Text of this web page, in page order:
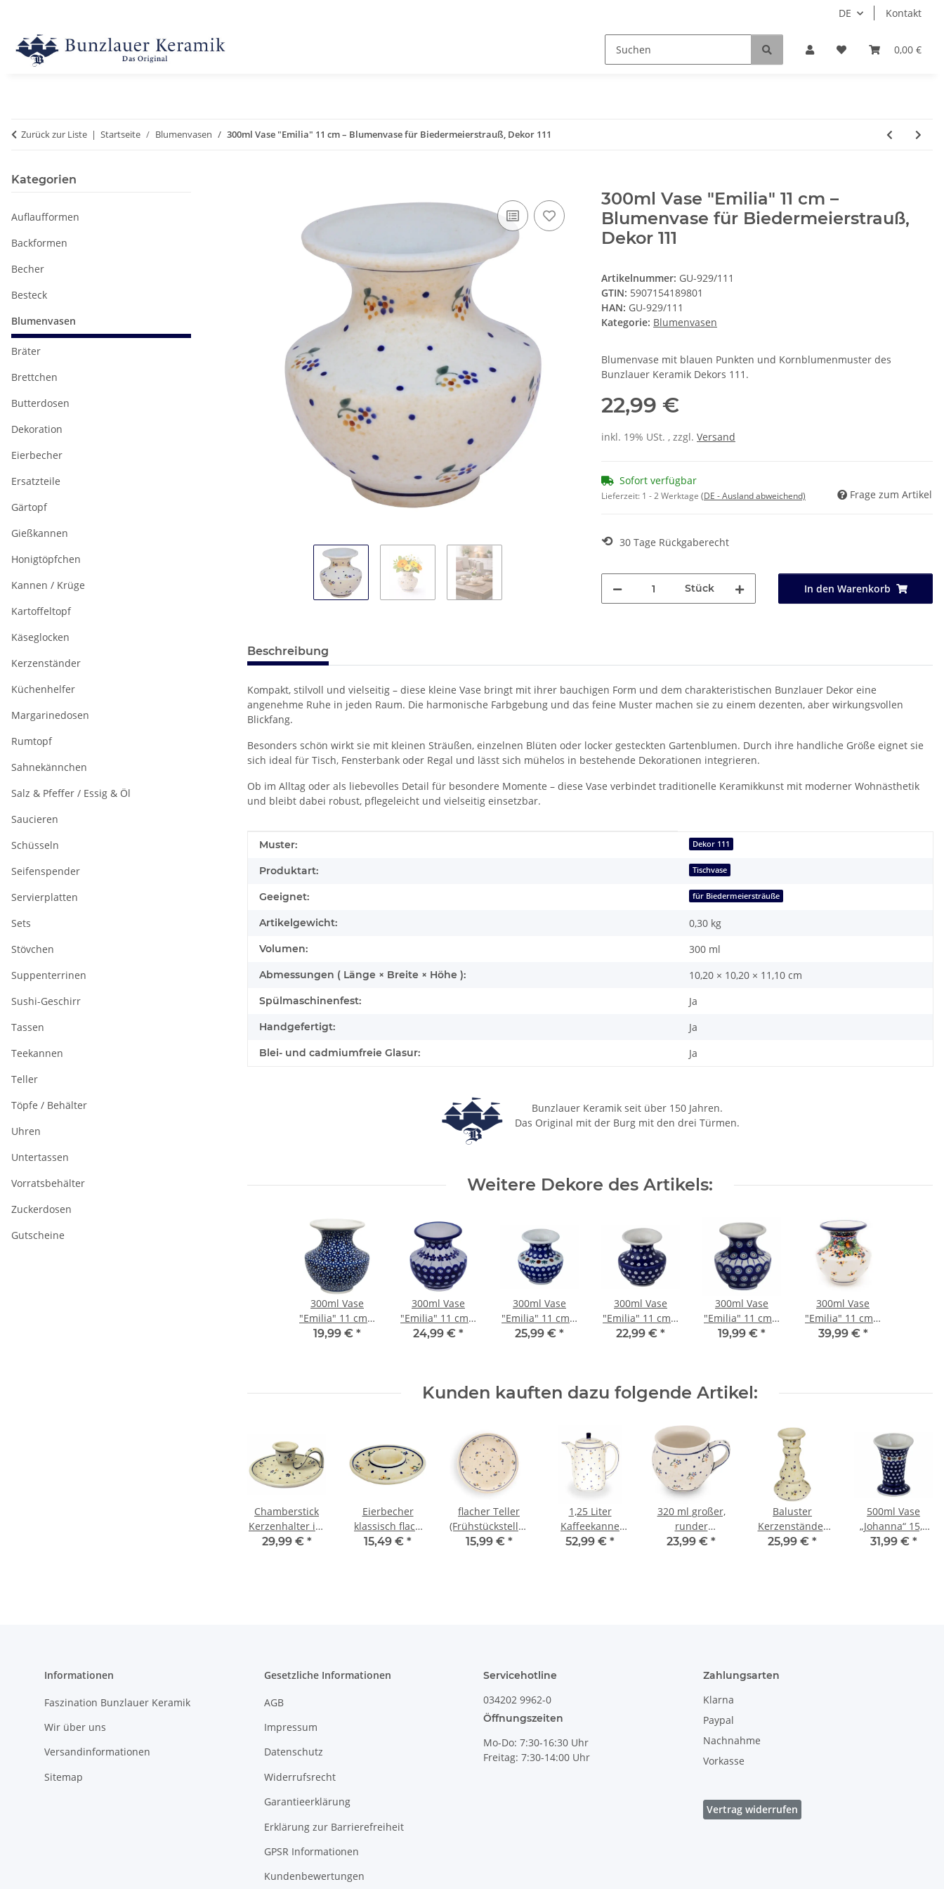
DE Kontakt
0,00 €
Zurück zur Liste Startseite Blumenvasen 300ml Vase "Emilia" 11 cm – Blumenvase für Biedermeierstrauß, Dekor 111
300ml Vase "Emilia" 11 cm –
Blumenvase für Biedermeierstrauß,
Dekor 111
Artikelnummer: GU-929/111
GTIN: 5907154189801
HAN: GU-929/111
Kategorie: Blumenvasen
Blumenvase mit blauen Punkten und Kornblumenmuster des
Bunzlauer Keramik Dekors 111.
22,99 €
inkl. 19% USt. , zzgl. Versand
Sofort verfügbar
Lieferzeit: 1 - 2 Werktage (DE - Ausland abweichend) Frage zum Artikel
⟲ 30 Tage Rückgaberecht
Stück In den Warenkorb
Beschreibung
Kompakt, stilvoll und vielseitig – diese kleine Vase bringt mit ihrer bauchigen Form und dem charakteristischen Bunzlauer Dekor eine
angenehme Ruhe in jeden Raum. Die harmonische Farbgebung und das feine Muster machen sie zu einem dezenten, aber wirkungsvollen
Blickfang.
Besonders schön wirkt sie mit kleinen Sträußen, einzelnen Blüten oder locker gesteckten Gartenblumen. Durch ihre handliche Größe eignet sie
sich ideal für Tisch, Fensterbank oder Regal und lässt sich mühelos in bestehende Dekorationen integrieren.
Ob im Alltag oder als liebevolles Detail für besondere Momente – diese Vase verbindet traditionelle Keramikkunst mit moderner Wohnästhetik
und bleibt dabei robust, pflegeleicht und vielseitig einsetzbar.
Produkteigenschaft
Wert
Muster: Dekor 111
Produktart: Tischvase
Geeignet: für Biedermeiersträuße
Artikelgewicht: 0,30 kg
Volumen: 300 ml
Abmessungen ( Länge × Breite × Höhe ): 10,20 × 10,20 × 11,10 cm
Spülmaschinenfest: Ja
Handgefertigt: Ja
Blei- und cadmiumfreie Glasur: Ja
Bunzlauer Keramik seit über 150 Jahren.
Das Original mit der Burg mit den drei Türmen.
Weitere Dekore des Artikels:
300ml Vase
"Emilia" 11 cm –
Blumenvase für
19,99 € *
300ml Vase
"Emilia" 11 cm –
Blumenvase für
24,99 € *
300ml Vase
"Emilia" 11 cm –
Blumenvase für
25,99 € *
300ml Vase
"Emilia" 11 cm –
Blumenvase für
22,99 € *
300ml Vase
"Emilia" 11 cm –
Blumenvase für
19,99 € *
300ml Vase
"Emilia" 11 cm –
Blumenvase für
39,99 € *
Kunden kauften dazu folgende Artikel:
Chamberstick
Kerzenhalter im
althergebrachten
29,99 € *
Eierbecher
klassisch flach
Ø11,20cm x
15,49 € *
flacher Teller
(Frühstücksteller),
Ø19.5 cm, H=2.4
15,99 € *
1,25 Liter
Kaffeekanne
Dekor 111
52,99 € *
320 ml großer,
runder
Kugelbecher,Größe
23,99 € *
Baluster
Kerzenständer
Ø10 cm,16,7 cm
25,99 € *
500ml Vase
„Johanna“ 15,6
cm –
31,99 € *
Kategorien
Auflaufformen
Backformen
Becher
Besteck
Blumenvasen
Bräter
Brettchen
Butterdosen
Dekoration
Eierbecher
Ersatzteile
Gärtopf
Gießkannen
Honigtöpfchen
Kannen / Krüge
Kartoffeltopf
Käseglocken
Kerzenständer
Küchenhelfer
Margarinedosen
Rumtopf
Sahnekännchen
Salz & Pfeffer / Essig & Öl
Saucieren
Schüsseln
Seifenspender
Servierplatten
Sets
Stövchen
Suppenterrinen
Sushi-Geschirr
Tassen
Teekannen
Teller
Töpfe / Behälter
Uhren
Untertassen
Vorratsbehälter
Zuckerdosen
Gutscheine
Informationen
Faszination Bunzlauer Keramik
Wir über uns
Versandinformationen
Sitemap
Gesetzliche Informationen
AGB
Impressum
Datenschutz
Widerrufsrecht
Garantieerklärung
Erklärung zur Barrierefreiheit
GPSR Informationen
Kundenbewertungen
Servicehotline
034202 9962-0
Öffnungszeiten
Mo-Do: 7:30-16:30 Uhr
Freitag: 7:30-14:00 Uhr
Zahlungsarten
Klarna
Paypal
Nachnahme
Vorkasse
Vertrag widerrufen